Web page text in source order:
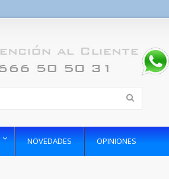
NOVEDADES OPINIONES